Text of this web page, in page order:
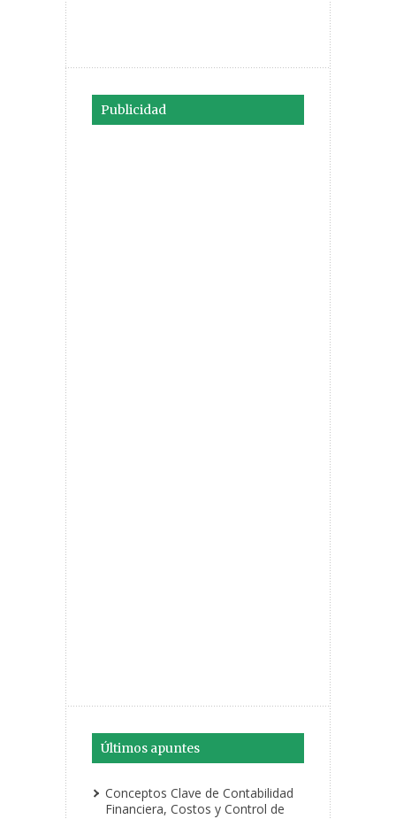
Publicidad
Últimos apuntes
Conceptos Clave de Contabilidad
Financiera, Costos y Control de